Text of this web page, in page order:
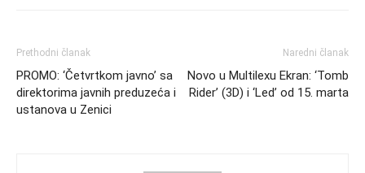
Prethodni članak
PROMO: ‘Četvrtkom javno’ sa
direktorima javnih preduzeća i
ustanova u Zenici
Naredni članak
Novo u Multilexu Ekran: ‘Tomb
Rider’ (3D) i ‘Led’ od 15. marta